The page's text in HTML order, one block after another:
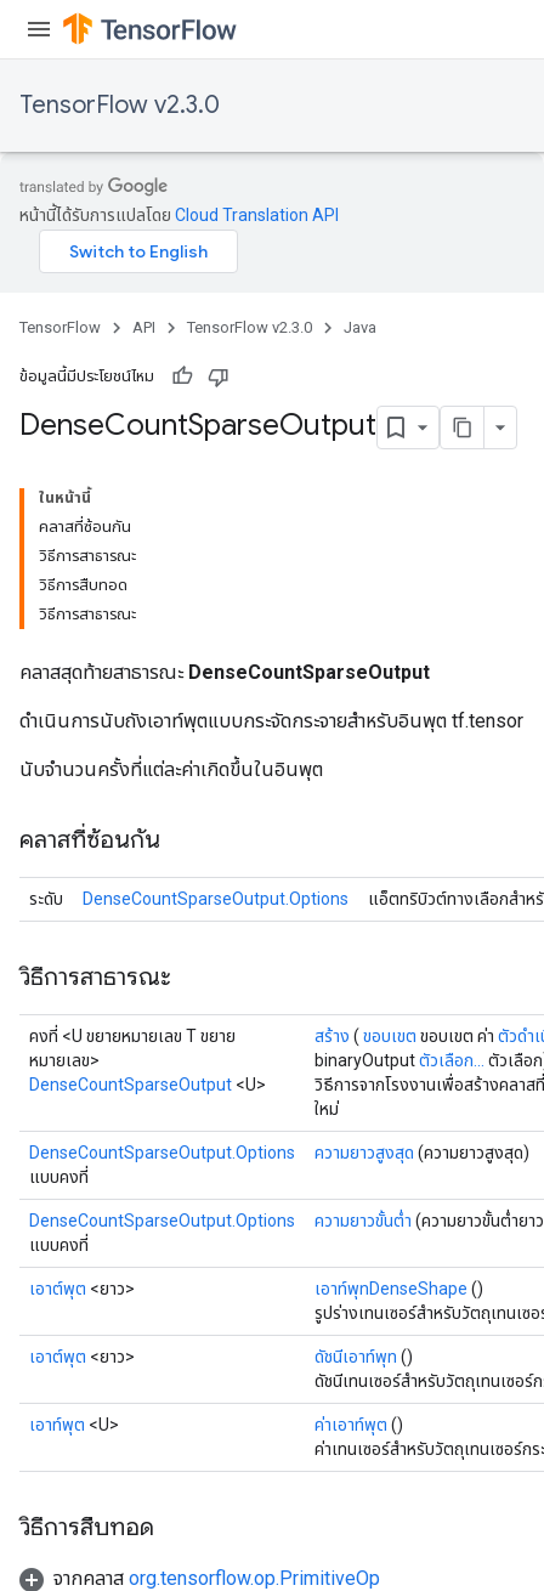
TensorFlow v2.3.0
หน้านี้ได้รับการแปลโดย Cloud Translation API
TensorFlow API TensorFlow v2.3.0 Java
ข้อมูลนี้มีประโยชน์ไหม
DenseCountSparseOutput
ในหน้านี้
คลาสที่ซ้อนกัน
วิธีการสาธารณะ
วิธีการสืบทอด
วิธีการสาธารณะ
คลาสสุดท้ายสาธารณะ DenseCountSparseOutput
ดำเนินการนับถังเอาท์พุตแบบกระจัดกระจายสำหรับอินพุต tf.tensor
นับจำนวนครั้งที่แต่ละค่าเกิดขึ้นในอินพุต
คลาสที่ซ้อนกัน
ระดับ DenseCountSparseOutput.Options แอ็ตทริบิวต์ทางเลือกสำห
วิธีการสาธารณะ
คงที่ <U ขยายหมายเลข T ขยาย
หมายเลข>
DenseCountSparseOutput <U>
สร้าง ( ขอบเขต ขอบเขต ค่า ตัวดำ
binaryOutputตัวเลือก...
ตัวเลือ
วิธีการจากโรงงานเพื่อสร้างคลา
ใหม่
DenseCountSparseOutput.Options
แบบคงที่
ความยาวสูงสุด (ความยาวสูงสุด)
DenseCountSparseOutput.Options
แบบคงที่
ความยาวขั้นต่ำ (ความยาวขั้นต่ำยา
เอาต์พุต <ยาว> เอาท์พุทDenseShape ()
รูปร่างเทนเซอร์สำหรับวัตถุเทนเซ
เอาต์พุต <ยาว> ดัชนีเอาท์พุท ()
ดัชนีเทนเซอร์สำหรับวัตถุเทนเซอร์
เอาท์พุต <U> ค่าเอาท์พุต ()
ค่าเทนเซอร์สำหรับวัตถุเทนเซอร์กร
วิธีการสืบทอด
จากคลาส org.tensorflow.op.PrimitiveOp